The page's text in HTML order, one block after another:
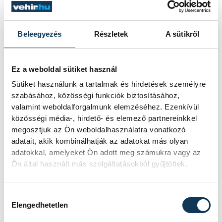
Beleegyezés Részletek A sütikről
Ez a weboldal sütiket használ
Sütiket használunk a tartalmak és hirdetések személyre
szabásához, közösségi funkciók biztosításához,
valamint weboldalforgalmunk elemzéséhez. Ezenkívül
közösségi média-, hirdető- és elemező partnereinkkel
megosztjuk az Ön weboldalhasználatra vonatkozó
adatait, akik kombinálhatják az adatokat más olyan
adatokkal, amelyeket Ön adott meg számukra vagy az
Ön által használt más szolgáltatásokból gyűjtöttek.
Elengedhetetlen
ban, Tajvanon és
Németországban nyitottak
A vállalkozásnak ma több mint
80 alkalmazottja van világszerte
(ebből 69 Magyarországon), de
ahogy Viktor meséli, eljutottak
arra a pontra, hogy 2,5 éven
belül legalább 200 fősre kell
növekedniük, ha tartani akarják